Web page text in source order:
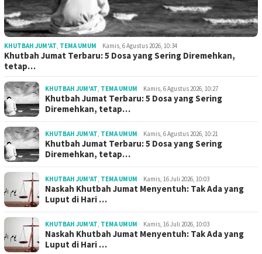
KHUTBAH JUM'AT, TEMA UMUM Kamis, 6 Agustus 2026, 10:34
Khutbah Jumat Terbaru: 5 Dosa yang Sering Diremehkan,
tetap…
KHUTBAH JUM'AT, TEMA UMUM Kamis, 6 Agustus 2026, 10:27
Khutbah Jumat Terbaru: 5 Dosa yang Sering
Diremehkan, tetap…
KHUTBAH JUM'AT, TEMA UMUM Kamis, 6 Agustus 2026, 10:21
Khutbah Jumat Terbaru: 5 Dosa yang Sering
Diremehkan, tetap…
KHUTBAH JUM'AT, TEMA UMUM Kamis, 16 Juli 2026, 10:03
Naskah Khutbah Jumat Menyentuh: Tak Ada yang
Luput di Hari …
KHUTBAH JUM'AT, TEMA UMUM Kamis, 16 Juli 2026, 10:03
Naskah Khutbah Jumat Menyentuh: Tak Ada yang
Luput di Hari …